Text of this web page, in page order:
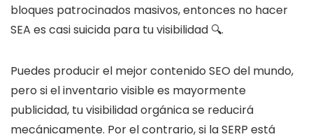
bloques patrocinados masivos, entonces no hacer
SEA es casi suicida para tu visibilidad 🔍.
Puedes producir el mejor contenido SEO del mundo,
pero si el inventario visible es mayormente
publicidad, tu visibilidad orgánica se reducirá
mecánicamente. Por el contrario, si la SERP está